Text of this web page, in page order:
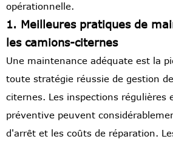
opérationnelle.
1. Meilleures pratiques de
les camions-citernes
Une maintenance adéquate est la
toute stratégie réussie de gestion
citernes. Les inspections régulières
préventive peuvent
d'arrêt et les coûts de réparation.